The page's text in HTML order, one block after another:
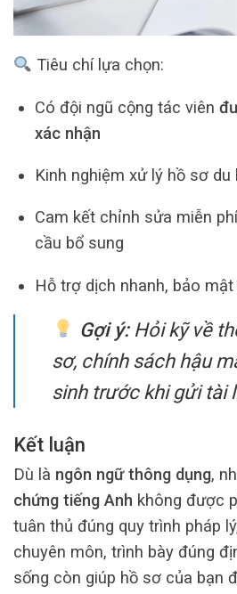
Tiêu chí lựa chọn:
Có đội ngũ cộng tác viên
xác nhận
Kinh nghiệm xử lý hồ sơ
Cam kết chỉnh sửa miễn
cầu bổ sung
Hỗ trợ dịch nhanh, bảo
Gợi ý:Hỏi kỹ về
sơ, chính sách hậu
sinh trước khi gửi tài
Kết luận
Dù là ngôn ngữ thông dụng,
chứng tiếng Anh không được
tuân thủ đúng quy trình pháp
chuyên môn, trình bày đúng
sống còn giúp hồ sơ của bạn